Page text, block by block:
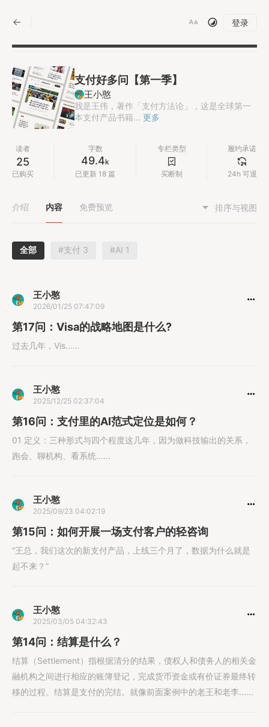
登录
支付好多问【第一季】
王小憨
我是王伟，著作「支付方法论」，这是全球第一
本支付产品书籍... 更多
读者
25
已购买
字数
49.4k
已更新 18 篇
专栏类型
买断制
履约承诺
24h 可退
介绍 内容 免费预览 排序与视图
全部 #支付 3 #AI 1
王小憨
2026/01/25 07:47:09
第17问：Visa的战略地图是什么?
过去几年，Vis......
王小憨
2025/12/25 02:37:04
第16问：支付里的AI范式定位是如何？
01 定义：三种形式与四个程度这几年，因为做科技输出的关系，
跑会、聊机构、看系统......
王小憨
2025/09/23 04:02:19
第15问：如何开展一场支付客户的轻咨询
“王总，我们这次的新支付产品，上线三个月了，数据为什么就是
起不来？”
王小憨
2025/03/05 04:32:43
第14问：结算是什么？
结算（Settlement）指根据清分的结果，债权人和债务人的相关金
融机构之间进行相应的账簿登记，完成货币资金或有价证券最终转
移的过程。结算是支付的完结。就像前面案例中的老王和老李......